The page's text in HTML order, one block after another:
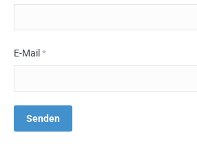
E-Mail *